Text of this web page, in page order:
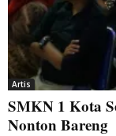
Artis
SMKN 1 Kota
Nonton Bareng